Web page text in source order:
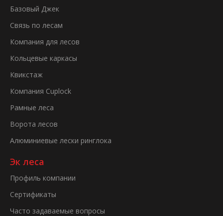
Базовый Джек
Связь по лесам
Компания для лесов
Кольцевые каркасы
Квикстаж
Компания Cuplock
Рамные леса
Ворота лесов
Алюминиевые лески ринглока
Эк леса
Профиль компании
Сертификаты
Часто задаваемые вопросы